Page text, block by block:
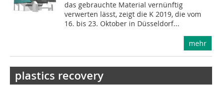
das gebrauchte Material vernünftig
verwerten lässt, zeigt die K 2019, die vom
16. bis 23. Oktober in Düsseldorf...
mehr
plastics recovery